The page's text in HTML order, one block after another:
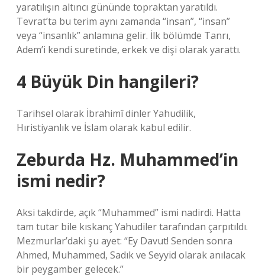
yaratılışın altıncı gününde topraktan yaratıldı.
Tevrat’ta bu terim aynı zamanda “insan”, “insan”
veya “insanlık” anlamına gelir. İlk bölümde Tanrı,
Adem’i kendi suretinde, erkek ve dişi olarak yarattı.
4 Büyük Din hangileri?
Tarihsel olarak İbrahimî dinler Yahudilik,
Hıristiyanlık ve İslam olarak kabul edilir.
Zeburda Hz. Muhammed’in
ismi nedir?
Aksi takdirde, açık “Muhammed” ismi nadirdi. Hatta
tam tutar bile kıskanç Yahudiler tarafından çarpıtıldı.
Mezmurlar’daki şu ayet: “Ey Davut! Senden sonra
Ahmed, Muhammed, Sadık ve Seyyid olarak anılacak
bir peygamber gelecek.”